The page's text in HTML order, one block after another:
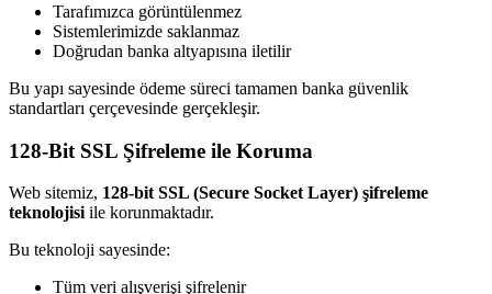
Tarafımızca görüntülenmez
Sistemlerimizde saklanmaz
Doğrudan banka altyapısına iletilir
Bu yapı sayesinde ödeme süreci tamamen banka güvenlik
standartları çerçevesinde gerçekleşir.
128-Bit SSL Şifreleme ile Koruma
Web sitemiz, 128-bit SSL (Secure Socket Layer) şifreleme
teknolojisi ile korunmaktadır.
Bu teknoloji sayesinde:
Tüm veri alışverişi şifrelenir